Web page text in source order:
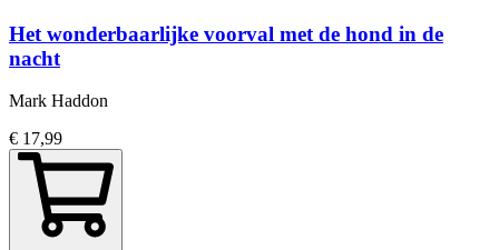
Het wonderbaarlijke voorval met de hond in de
nacht
Mark Haddon
€ 17,99